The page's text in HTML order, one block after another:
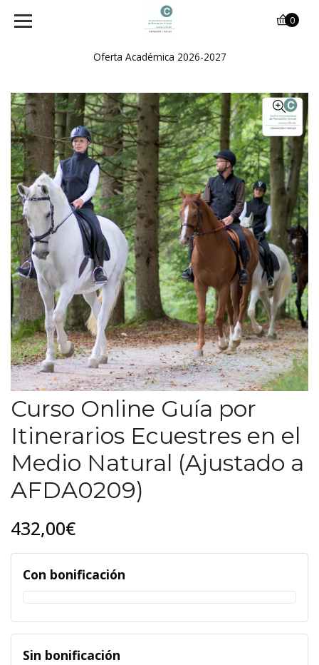
Oferta Académica 2026-2027
0
Curso Online Guía por
Itinerarios Ecuestres en el
Medio Natural (Ajustado a
AFDA0209)
432,00€
Con bonificación
Sin bonificación